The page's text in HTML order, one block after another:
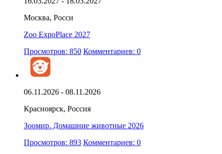
Москва, Росси
Zoo ExpoPlace 2027
Просмотров: 850 Комментариев: 0
06.11.2026 - 08.11.2026
Красноярск, Россия
Зоомир. Домашние животные 2026
Просмотров: 893 Комментариев: 0